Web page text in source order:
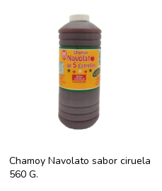
Chamoy Navolato sabor ciruela
560 G.